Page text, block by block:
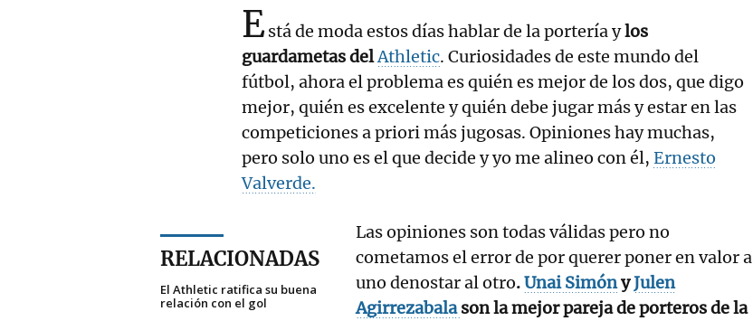
Está de moda estos días hablar de la portería ylos
guardametas delAthletic. Curiosidades de este mundo del
fútbol, ahora el problema es quién es mejor de los dos, que digo
mejor, quién es excelente y quién debe jugar más y estar en las
competiciones a priori más jugosas. Opiniones hay muchas,
pero solo uno es el que decide y yo me alineo con él, Ernesto
Valverde.
RELACIONADAS
El Athletic ratifica su buena
relación con el gol
Las opiniones son todas válidas pero no
cometamos el error de por querer poner en valor a
uno denostar al otro.Unai SimónyJulen
Agirrezabalason la mejor pareja de porteros de la